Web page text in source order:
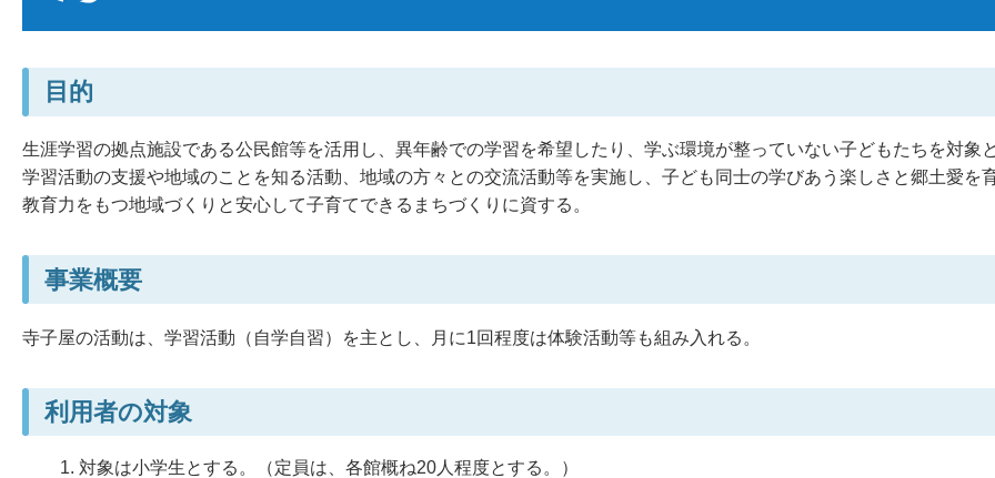
目的
生涯学習の拠点施設である公民館等を活用し、異年齢での学習を希望したり、学ぶ環境が整っていない子どもたちを対象
学習活動の支援や地域のことを知る活動、地域の方々との交流活動等を実施し、子ども同士の学びあう楽しさと郷土愛を
教育力をもつ地域づくりと安心して子育てできるまちづくりに資する。
事業概要
寺子屋の活動は、学習活動（自学自習）を主とし、月に1回程度は体験活動等も組み入れる。
利用者の対象
対象は小学生とする。（定員は、各館概ね20人程度とする。）